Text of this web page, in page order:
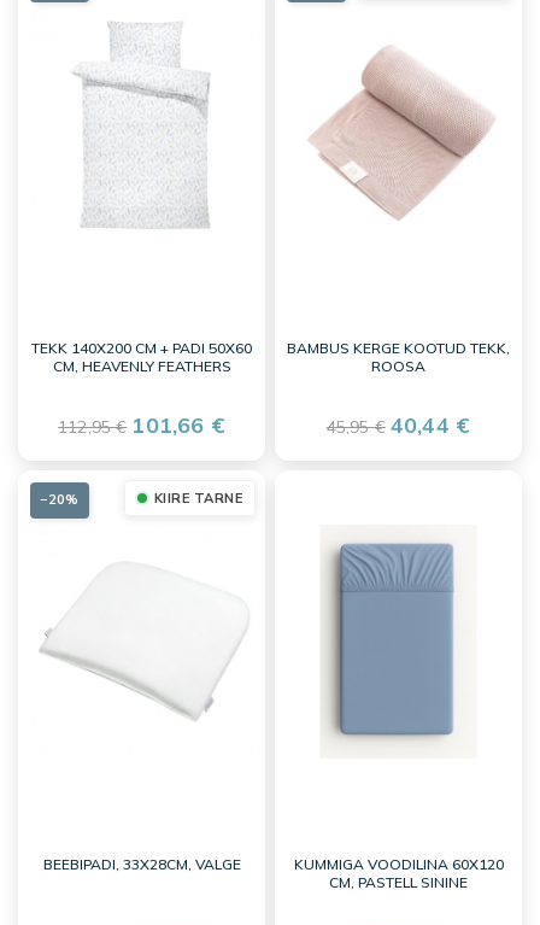
TEKK 140X200 CM + PADI 50X60
CM, HEAVENLY FEATHERS
112,95 € 101,66 €
BAMBUS KERGE KOOTUD TEKK,
ROOSA
45,95 € 40,44 €
KIIRE TARNE
BEEBIPADI, 33X28CM, VALGE
−20%
KUMMIGA VOODILINA 60X120
CM, PASTELL SININE